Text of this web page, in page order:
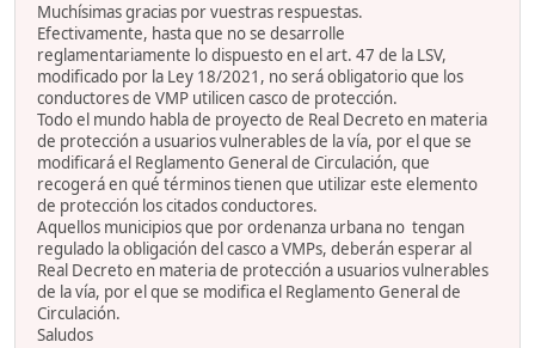
Muchísimas gracias por vuestras respuestas.
Efectivamente, hasta que no se desarrolle
reglamentariamente lo dispuesto en el art. 47 de la LSV,
modificado por la Ley 18/2021, no será obligatorio que los
conductores de VMP utilicen casco de protección.
Todo el mundo habla de proyecto de Real Decreto en materia
de protección a usuarios vulnerables de la vía, por el que se
modificará el Reglamento General de Circulación, que
recogerá en qué términos tienen que utilizar este elemento
de protección los citados conductores.
Aquellos municipios que por ordenanza urbana no tengan
regulado la obligación del casco a VMPs, deberán esperar al
Real Decreto en materia de protección a usuarios vulnerables
de la vía, por el que se modifica el Reglamento General de
Circulación.
Saludos